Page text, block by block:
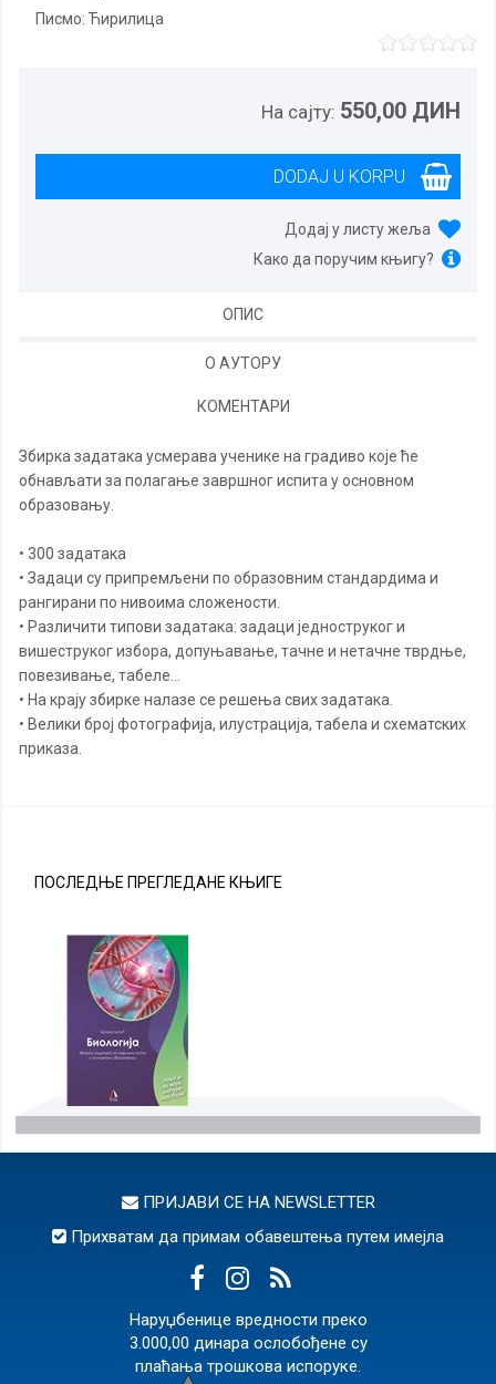
Писмо: Ћирилица
На сајту: 550,00 ДИН
Додај у листу жеља
Како да поручим књигу?
ОПИС
О АУТОРУ
КОМЕНТАРИ
Збирка задатака усмерава ученике на градиво које ће
обнављати за полагање завршног испита у основном
образовању.
• 300 задатака
• Задаци су припремљени по образовним стандардима и
рангирани по нивоима сложености.
• Различити типови задатака: задаци једноструког и
вишеструког избора, допуњавање, тачне и нетачне тврдње,
повезивање, табеле…
• На крају збирке налазе се решења свих задатака.
• Велики број фотографија, илустрација, табела и схематских
приказа.
ПОСЛЕДЊЕ ПРЕГЛЕДАНЕ КЊИГЕ
ПРИЈАВИ СЕ НА NEWSLETTER
Прихватам да примам обавештења путем имејла
Наруџбенице вредности преко
3.000,00 динара ослобођене су
плаћања трошкова испоруке.